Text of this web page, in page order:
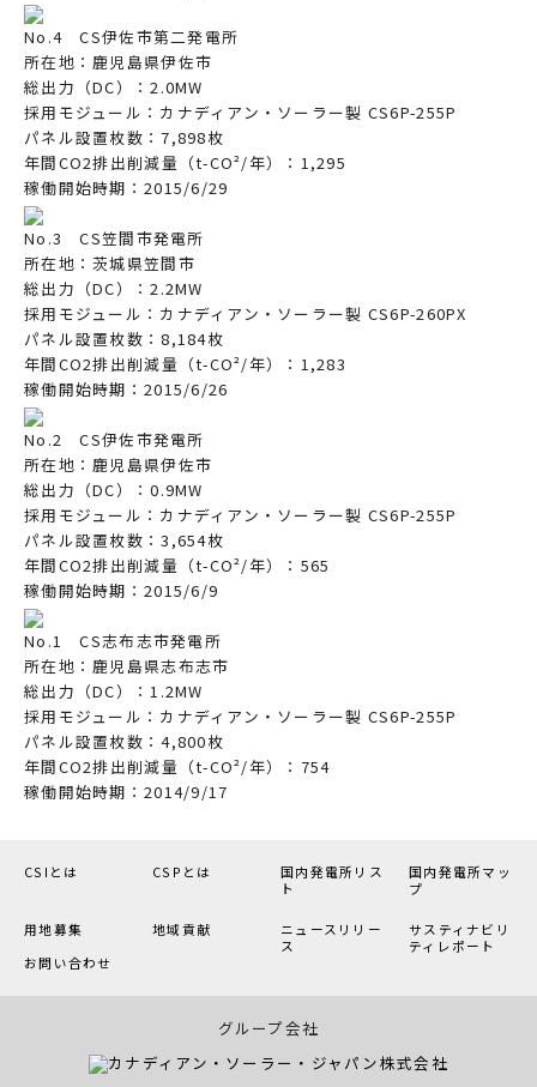
No.4 CS伊佐市第二発電所
所在地：鹿児島県伊佐市
総出力（DC）：2.0MW
採用モジュール：カナディアン・ソーラー製 CS6P-255P
パネル設置枚数：7,898枚
年間CO2排出削減量（t-CO²/年）：1,295
稼働開始時期：2015/6/29
No.3 CS笠間市発電所
所在地：茨城県笠間市
総出力（DC）：2.2MW
採用モジュール：カナディアン・ソーラー製 CS6P-260PX
パネル設置枚数：8,184枚
年間CO2排出削減量（t-CO²/年）：1,283
稼働開始時期：2015/6/26
No.2 CS伊佐市発電所
所在地：鹿児島県伊佐市
総出力（DC）：0.9MW
採用モジュール：カナディアン・ソーラー製 CS6P-255P
パネル設置枚数：3,654枚
年間CO2排出削減量（t-CO²/年）：565
稼働開始時期：2015/6/9
No.1 CS志布志市発電所
所在地：鹿児島県志布志市
総出力（DC）：1.2MW
採用モジュール：カナディアン・ソーラー製 CS6P-255P
パネル設置枚数：4,800枚
年間CO2排出削減量（t-CO²/年）：754
稼働開始時期：2014/9/17
CSIとは CSPとは
国内発電所リス
ト
国内発電所マッ
プ
用地募集 地域貢献
ニュースリリー
ス
サスティナビリ
ティレポート
お問い合わせ
グループ会社